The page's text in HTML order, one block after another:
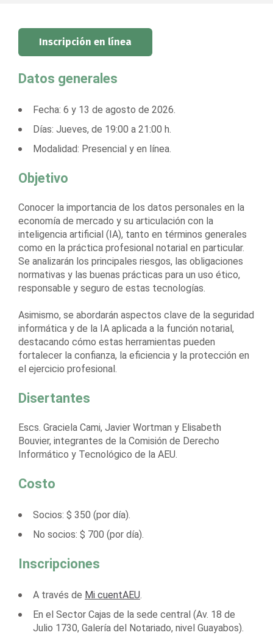
Inscripción en línea
Datos generales
Fecha: 6 y 13 de agosto de 2026.
Días: Jueves, de 19:00 a 21:00 h.
Modalidad: Presencial y en línea.
Objetivo
Conocer la importancia de los datos personales en la
economía de mercado y su articulación con la
inteligencia artificial (IA), tanto en términos generales
como en la práctica profesional notarial en particular.
Se analizarán los principales riesgos, las obligaciones
normativas y las buenas prácticas para un uso ético,
responsable y seguro de estas tecnologías.
Asimismo, se abordarán aspectos clave de la seguridad
informática y de la IA aplicada a la función notarial,
destacando cómo estas herramientas pueden
fortalecer la confianza, la eficiencia y la protección en
el ejercicio profesional.
Disertantes
Escs. Graciela Cami, Javier Wortman y Elisabeth
Bouvier, integrantes de la Comisión de Derecho
Informático y Tecnológico de la AEU.
Costo
Socios: $ 350 (por día).
No socios: $ 700 (por día).
Inscripciones
A través de Mi cuentAEU.
En el Sector Cajas de la sede central (Av. 18 de
Julio 1730, Galería del Notariado, nivel Guayabos).